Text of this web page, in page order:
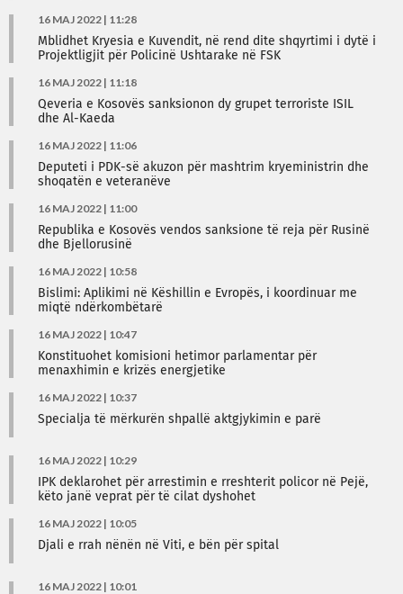
16 MAJ 2022 | 11:28
Mblidhet Kryesia e Kuvendit, në rend dite shqyrtimi i dytë i
Projektligjit për Policinë Ushtarake në FSK
16 MAJ 2022 | 11:18
Qeveria e Kosovës sanksionon dy grupet terroriste ISIL
dhe Al-Kaeda
16 MAJ 2022 | 11:06
Deputeti i PDK-së akuzon për mashtrim kryeministrin dhe
shoqatën e veteranëve
16 MAJ 2022 | 11:00
Republika e Kosovës vendos sanksione të reja për Rusinë
dhe Bjellorusinë
16 MAJ 2022 | 10:58
Bislimi: Aplikimi në Këshillin e Evropës, i koordinuar me
miqtë ndërkombëtarë
16 MAJ 2022 | 10:47
Konstituohet komisioni hetimor parlamentar për
menaxhimin e krizës energjetike
16 MAJ 2022 | 10:37
Specialja të mërkurën shpallë aktgjykimin e parë
16 MAJ 2022 | 10:29
IPK deklarohet për arrestimin e rreshterit policor në Pejë,
këto janë veprat për të cilat dyshohet
16 MAJ 2022 | 10:05
Djali e rrah nënën në Viti, e bën për spital
16 MAJ 2022 | 10:01